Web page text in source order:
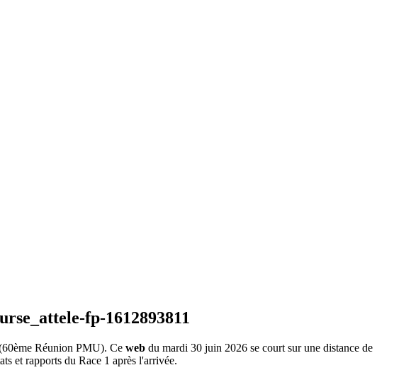
Réunion PMU). Ce web du mardi 30 juin 2026 se court sur une distance de
et rapports du Race 1 après l'arrivée.